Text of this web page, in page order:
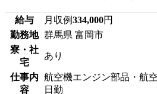
給与 月収例334,000円
勤務地 群馬県 富岡市
寮・社
宅
あり
仕事内
容
航空機エンジン部品・航
日勤